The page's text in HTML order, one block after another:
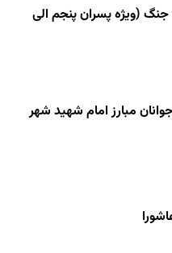
(ویژه پسران پنجم الی
مبارز امام شهید شهر